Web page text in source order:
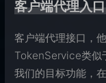
客户端代理入
客户端代理接口，
TokenService类似
我们的目标功能，